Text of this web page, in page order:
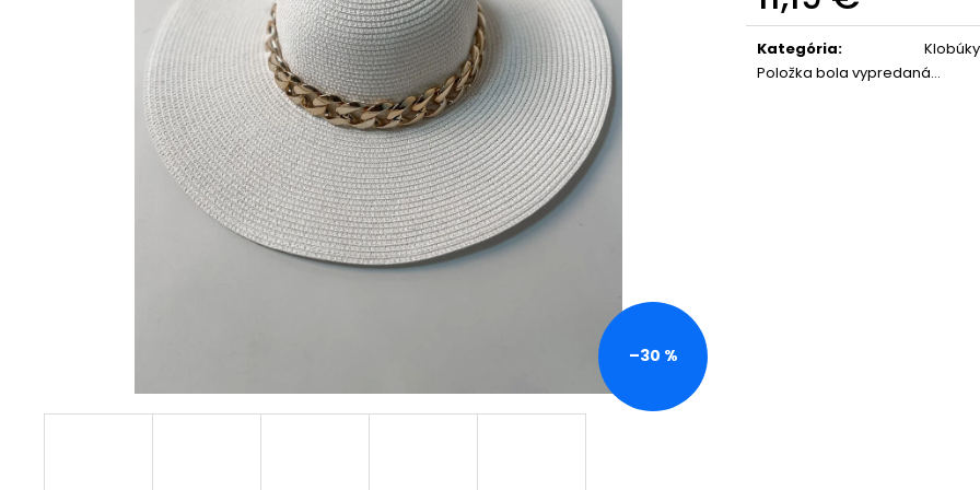
Jednotková
cena:
Kategória:
Klobúky
Položka bola vypredaná…
–30 %